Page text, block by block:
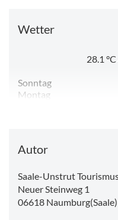
Wetter
28.1 °C
Sonntag
Montag
Autor
Saale-Unstrut
Neuer Steinweg 1
06618 Naumburg(Saale)